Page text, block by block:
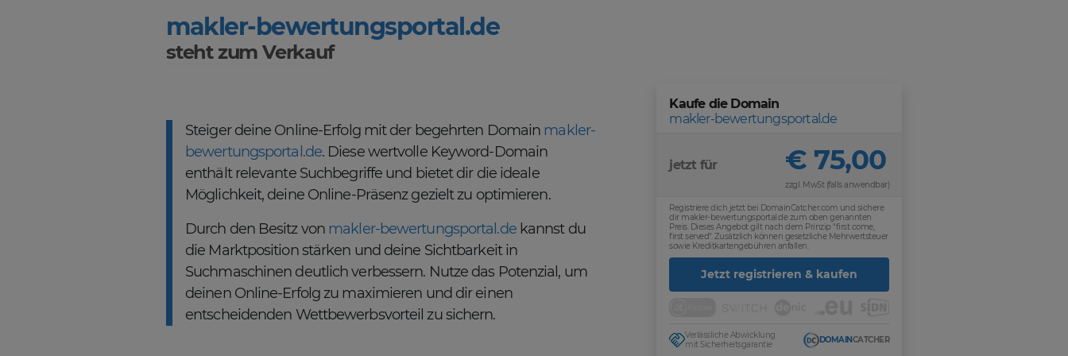
makler-bewertungsportal.de
steht zum Verkauf
Steiger deine Online-Erfolg mit der begehrten Domain makler-
bewertungsportal.de. Diese wertvolle Keyword-Domain
enthält relevante Suchbegriffe und bietet dir die ideale
Möglichkeit, deine Online-Präsenz gezielt zu optimieren.
Durch den Besitz von makler-bewertungsportal.dekannst du
die Marktposition stärken und deine Sichtbarkeit in
Suchmaschinen deutlich verbessern. Nutze das Potenzial, um
deinen Online-Erfolg zu maximieren und dir einen
entscheidenden Wettbewerbsvorteil zu sichern.
Kaufe die Domain
makler-bewertungsportal.de
jetzt für € 75,00
zzgl. MwSt (falls anwendbar)
Registriere dich jetzt bei DomainCatcher.com und sichere
dir makler-bewertungsportal.de zum oben genannten
Preis. Dieses Angebot gilt nach dem Prinzip "first come,
first served". Zusätzlich können gesetzliche Mehrwertsteuer
sowie Kreditkartengebühren anfallen.
Jetzt registrieren & kaufen
Verlässliche Abwicklung
mit Sicherheitsgarantie
DOMAINCATCHER